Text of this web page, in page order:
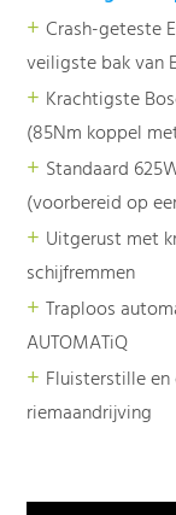
+Crash-geteste
veiligste bak van
+ Krachtigste
(85Nm koppel
+ Standaard
(voorbereid op
+ Uitgerust met
schijfremmen
+Traploos
AUTOMATiQ
+ Fluisterstille en
riemaandrijving